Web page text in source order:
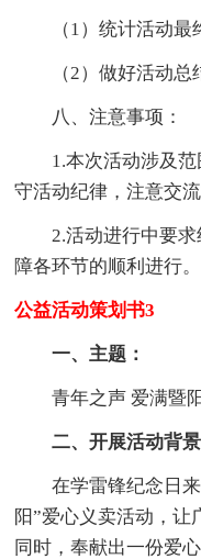
（1）统计活动最终
（2）做好活动总结
八、注意事项：
1.本次活动涉及范
守活动纪律，注意交流
2.活动进行中要求
障各环节的顺利进行。
公益活动策划书3
一、主题：
青年之声 爱满暨阳
二、开展活动背景
在学雷锋纪念日来
阳”爱心义卖活动，让
同时，奉献出一份爱